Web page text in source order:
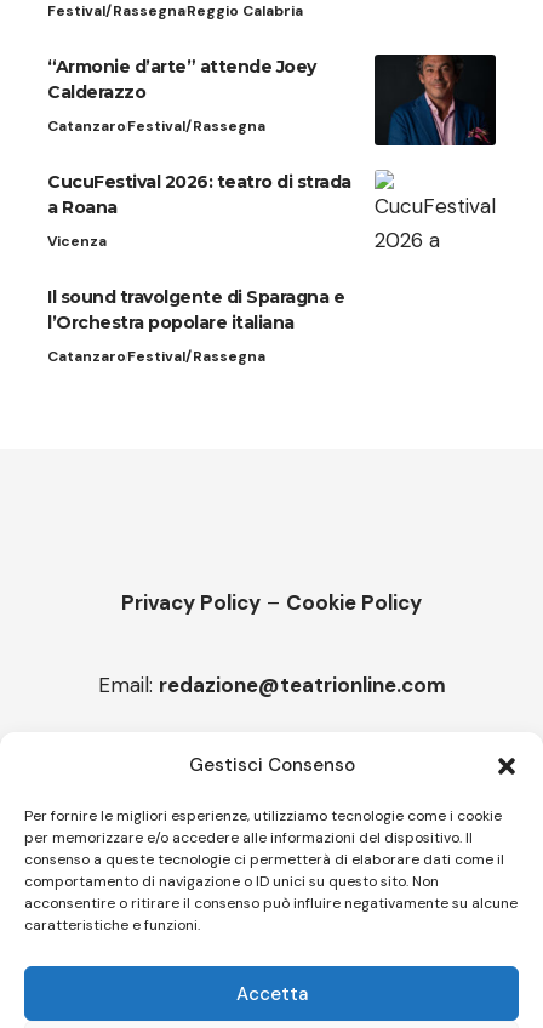
Gestisci Consenso
Per fornire le migliori esperienze, utilizziamo tecnologie come i cookie
per memorizzare e/o accedere alle informazioni del dispositivo. Il
consenso a queste tecnologie ci permetterà di elaborare dati come il
comportamento di navigazione o ID unici su questo sito. Non
acconsentire o ritirare il consenso può influire negativamente su alcune
caratteristiche e funzioni.
Accetta
Festival/RassegnaReggio Calabria
“Armonie d’arte” attende Joey
Calderazzo
CatanzaroFestival/Rassegna
CucuFestival 2026: teatro di strada
a Roana
Vicenza
Il sound travolgente di Sparagna e
l’Orchestra popolare italiana
CatanzaroFestival/Rassegna
Privacy Policy – Cookie Policy
Email: redazione@teatrionline.com
“Armonie d’arte” attende Joey Calderazzo